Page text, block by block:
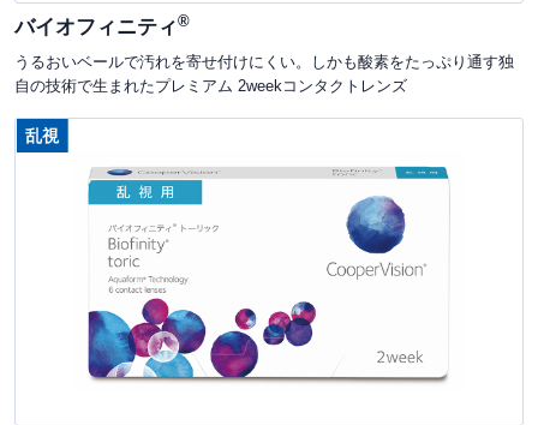
バイオフィニティ®
うるおいベールで汚れを寄せ付けにくい。しかも酸素をたっぷり通す独
自の技術で生まれたプレミアム 2weekコンタクトレンズ
乱視